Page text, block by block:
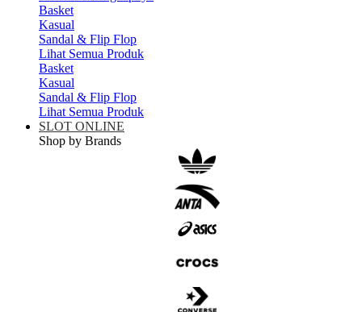
Basket
Kasual
Sandal & Flip Flop
Lihat Semua Produk
Basket
Kasual
Sandal & Flip Flop
Lihat Semua Produk
SLOT ONLINE
Shop by Brands